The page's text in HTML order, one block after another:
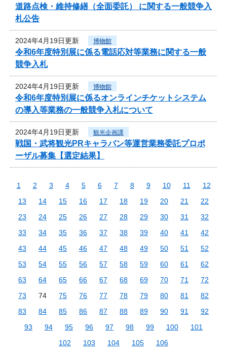
道路点検・維持修繕（全面委託） に関する一般競争入
札公告
2024年4月19日更新 博物館
令和6年度特別展に係る電話応対等業務に関する一般
競争入札
2024年4月19日更新 博物館
令和6年度特別展に係るオンラインチケットシステム
の導入等業務の一般競争入札について
2024年4月19日更新 観光企画課
戦国・武将観光PRキャラバン等運営業務委託プロポ
ーザル募集【選定結果】
1 2 3 4 5 6 7 8 9 10 11
12
13
14 15 16 17 18 19 20 21
22
23
24 25 26 27 28 29 30 31
32
33
34 35 36 37 38 39 40 41
42
43
44 45 46 47 48 49 50 51
52
53
54 55 56 57 58 59 60 61
62
63
64 65 66 67 68 69 70 71
72
73
74 75 76 77 78 79 80 81
82
83
84 85 86 87 88 89 90 91
92
93
94 95 96 97 98 99 100
101
102
103 104 105 106